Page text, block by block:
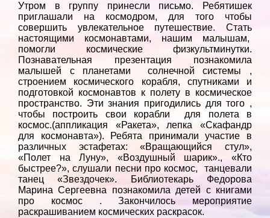
Утром в группу принесли письмо. Ребятишек
приглашали на космодром, для того чтобы
совершить увлекательное путешествие. Стать
настоящими космонавтами, нашим малышам,
помогли космические физкультминутки.
Познавательная презентация познакомила
малышей с планетами солнечной системы ,
строением космического корабля, спутниками и
подготовкой космонавтов к полету в космическое
пространство. Эти знания пригодились для того ,
чтобы построить свои корабли для полета в
космос.(аппликация «Ракета», лепка «Скафандр
для космонавта»). Ребята принимали участие в
различных эстафетах: «Вращающийся стул»,
«Полет на Луну», «Воздушный шарик»., «Кто
быстрее?», слушали песни про космос, танцевали
танец «Звездочек». Библиотекарь Федорова
Марина Сергеевна познакомила детей с книгами
про космос . Закончилось мероприятие
раскрашиванием космических раскрасок.